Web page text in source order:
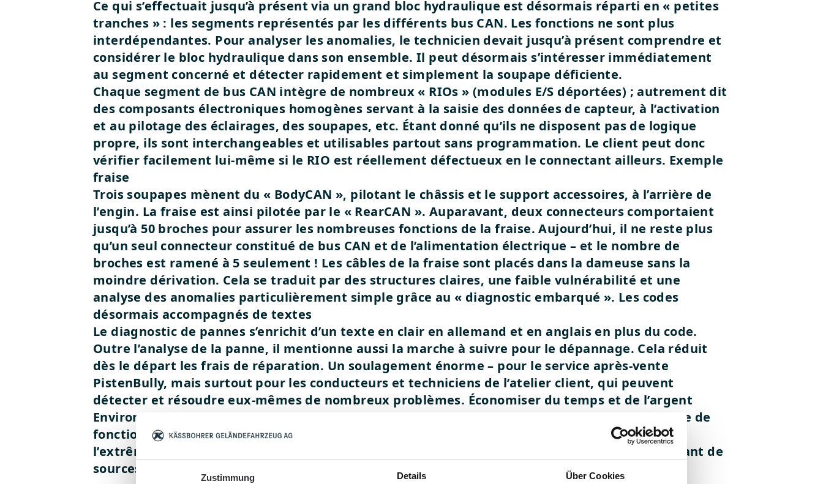
Zustimmung Details Über Cookies
Ce qui s’effectuait jusqu’à présent via un grand bloc hydraulique est désormais réparti en « petites
tranches » : les segments représentés par les différents bus CAN. Les fonctions ne sont plus
interdépendantes. Pour analyser les anomalies, le technicien devait jusqu’à présent comprendre et
considérer le bloc hydraulique dans son ensemble. Il peut désormais s’intéresser immédiatement
au segment concerné et détecter rapidement et simplement la soupape déficiente.
Chaque segment de bus CAN intègre de nombreux « RIOs » (modules E/S déportées) ; autrement dit
des composants électroniques homogènes servant à la saisie des données de capteur, à l’activation
et au pilotage des éclairages, des soupapes, etc. Étant donné qu’ils ne disposent pas de logique
propre, ils sont interchangeables et utilisables partout sans programmation. Le client peut donc
vérifier facilement lui-même si le RIO est réellement défectueux en le connectant ailleurs. Exemple
fraise
Trois soupapes mènent du « BodyCAN », pilotant le châssis et le support accessoires, à l’arrière de
l’engin. La fraise est ainsi pilotée par le « RearCAN ». Auparavant, deux connecteurs comportaient
jusqu’à 50 broches pour assurer les nombreuses fonctions de la fraise. Aujourd’hui, il ne reste plus
qu’un seul connecteur constitué de bus CAN et de l’alimentation électrique – et le nombre de
broches est ramené à 5 seulement ! Les câbles de la fraise sont placés dans la dameuse sans la
moindre dérivation. Cela se traduit par des structures claires, une faible vulnérabilité et une
analyse des anomalies particulièrement simple grâce au « diagnostic embarqué ». Les codes
désormais accompagnés de textes
Le diagnostic de pannes s’enrichit d’un texte en clair en allemand et en anglais en plus du code.
Outre l’analyse de la panne, il mentionne aussi la marche à suivre pour le dépannage. Cela réduit
dès le départ les frais de réparation. Un soulagement énorme – pour le service après-vente
PistenBully, mais surtout pour les conducteurs et techniciens de l’atelier client, qui peuvent
détecter et résoudre eux-mêmes de nombreux problèmes. Économiser du temps et de l’argent
Environ 25 % des câbles ont été supprimés dans le nouveau PistenBully 600, malgré un nombre de
fonctions supérieur. Les coûts de câblage ont été minimisés, les faisceaux de câbles réduits à
l’extrême, le poids lui aussi diminué. Cela signifie également 25 % de connecteurs et tout autant de
sources de pannes en moins. Cela permet aussi d’économiser du temps et donc de l’argent.